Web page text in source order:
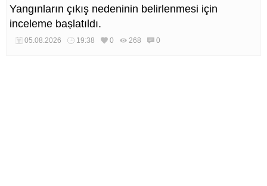
Yangınların çıkış nedeninin belirlenmesi için
inceleme başlatıldı.
05.08.2026 19:38 0 268 0